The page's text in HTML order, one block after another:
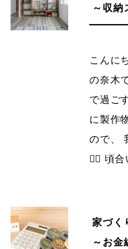
～収納
こんに
の奈木
で過ご
に製作
ので、
😶‍🌫️ 頃
家づく
～お